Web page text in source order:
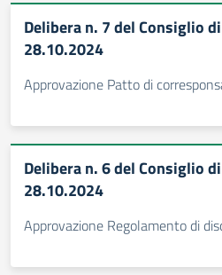
Delibera n. 7 del Consiglio
28.10.2024
Approvazione Patto di
Delibera n. 6 del Consiglio
28.10.2024
Approvazione Regolamento di